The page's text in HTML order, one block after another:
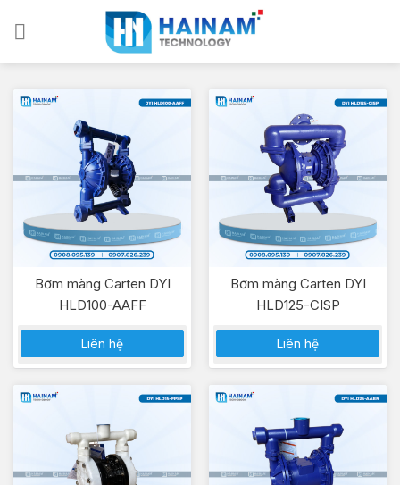
Bơm màng Carten DYI
HLD100-AAFF
Liên hệ
Bơm màng Carten DYI
HLD125-CISP
Liên hệ